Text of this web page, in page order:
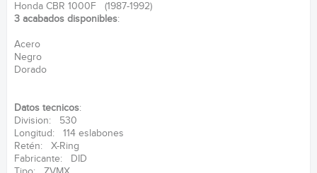
Honda CBR 1000F (1987-1992)
3 acabados disponibles:
Acero
Negro
Dorado
Datos tecnicos:
Division: 530
Longitud: 114 eslabones
Retén: X-Ring
Fabricante: DID